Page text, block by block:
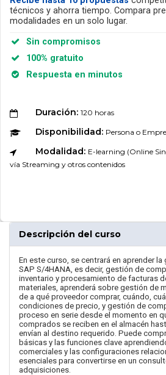
técnicos y ahorra tiempo. Compara
modalidades en un solo lugar.
Sin compromisos
100% gratuito
Respuesta en minutos
Duración: 120 horas
Disponibilidad: Persona o
Modalidad: E-learning (Online
vía Streaming y otros contenidos
Descripción del curso
En este curso, se centrará en aprender
SAP S/4HANA, es decir, gestión de
inventario y procesamiento de facturas
materiales, aprenderá sobre gestión de
de a qué proveedor comprar, cuándo,
condiciones de precio, y gestión de
proceso en serie desde el momento en
comprados se reciben en el almacén
envían al destino requerido. Puede
básicas y las funciones clave
comerciales y las configuraciones
esenciales para convertirse en un
adquisiciones.